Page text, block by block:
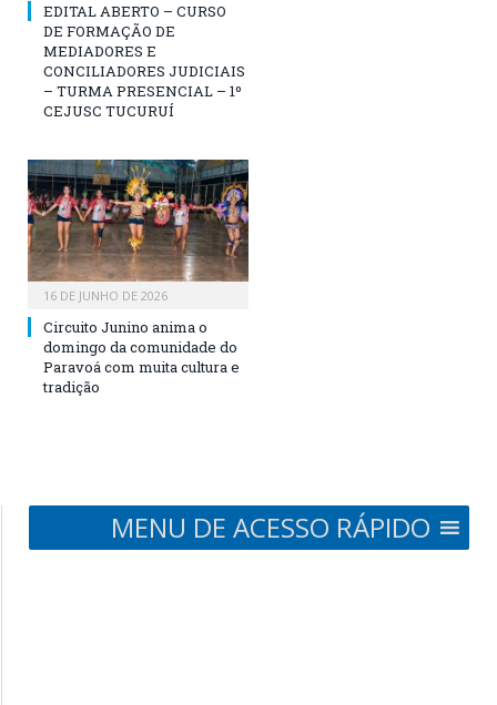
EDITAL ABERTO – CURSO
DE FORMAÇÃO DE
MEDIADORES E
CONCILIADORES JUDICIAIS
– TURMA PRESENCIAL – 1º
CEJUSC TUCURUÍ
16 DE JUNHO DE 2026
Circuito Junino anima o
domingo da comunidade do
Paravoá com muita cultura e
tradição
MENU DE ACESSO RÁPIDO